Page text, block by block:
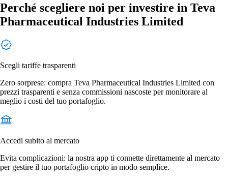
Perché scegliere noi per investire in Teva
Pharmaceutical Industries Limited
Scegli tariffe trasparenti
Zero sorprese: compra Teva Pharmaceutical Industries Limited con
prezzi trasparenti e senza commissioni nascoste per monitorare al
meglio i costi del tuo portafoglio.
Accedi subito al mercato
Evita complicazioni: la nostra app ti connette direttamente al mercato
per gestire il tuo portafoglio cripto in modo semplice.